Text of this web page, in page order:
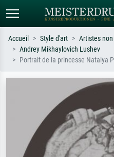
Recherche standard
ex. Monet, Nuit étoilée,
impressionnisme, vague de Hokusai,
nu.
Accueil Style d'art
Artistes
Andrey Mikhaylovich Lushev
Portrait de la princesse Natalya